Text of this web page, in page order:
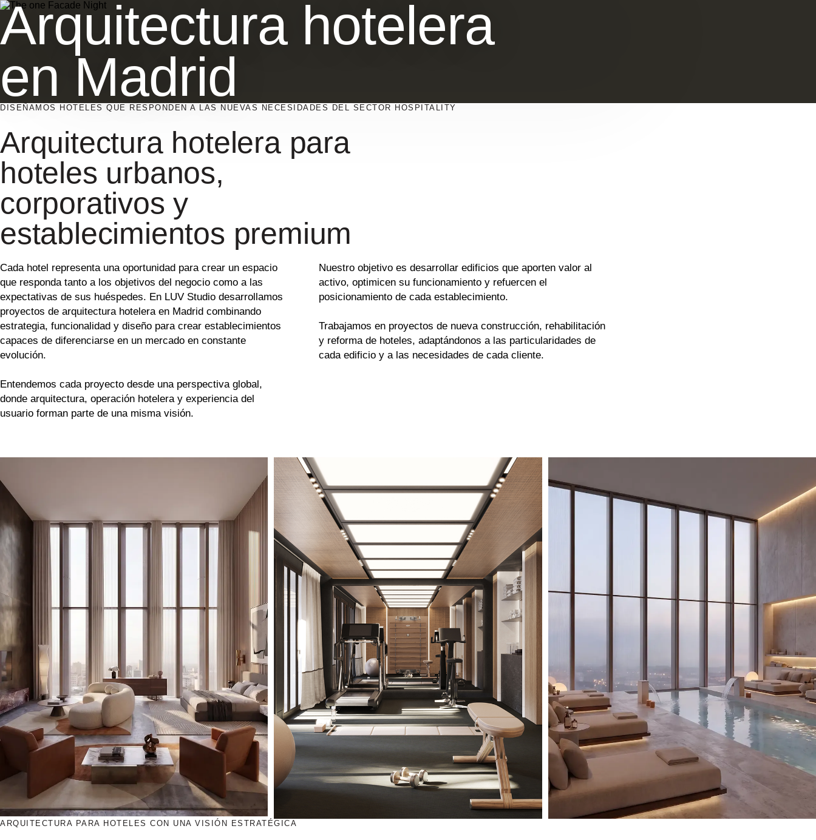
Arquitectura hotelera
en Madrid
DISEÑAMOS HOTELES QUE RESPONDEN A LAS NUEVAS NECESIDADES DEL SECTOR HOSPITALITY
Arquitectura hotelera para
hoteles urbanos,
corporativos y
establecimientos premium
Cada hotel representa una oportunidad para crear un espacio
que responda tanto a los objetivos del negocio como a las
expectativas de sus huéspedes. En LUV Studio desarrollamos
proyectos de arquitectura hotelera en Madrid combinando
estrategia, funcionalidad y diseño para crear establecimientos
capaces de diferenciarse en un mercado en constante
evolución.
Entendemos cada proyecto desde una perspectiva global,
donde arquitectura, operación hotelera y experiencia del
usuario forman parte de una misma visión.
Nuestro objetivo es desarrollar edificios que aporten valor al
activo, optimicen su funcionamiento y refuercen el
posicionamiento de cada establecimiento.
Trabajamos en proyectos de nueva construcción, rehabilitación
y reforma de hoteles, adaptándonos a las particularidades de
cada edificio y a las necesidades de cada cliente.
ARQUITECTURA PARA HOTELES CON UNA VISIÓN ESTRATÉGICA